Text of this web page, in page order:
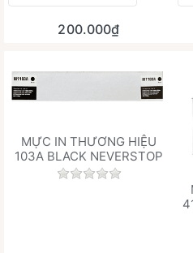
200.000₫
MỰC IN THƯƠNG HIỆU
103A BLACK NEVERSTOP
Chưa có đánh giá